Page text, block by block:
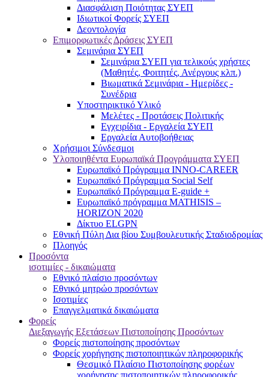
Διασφάλιση Ποιότητας ΣΥΕΠ
Ιδιωτικοί Φορείς ΣΥΕΠ
Δεοντολογία
Επιμορφωτικές Δράσεις ΣΥΕΠ
Σεμινάρια ΣΥΕΠ
Σεμινάρια ΣΥΕΠ για τελικούς χρήστες
(Μαθητές, Φοιτητές, Ανέργους κλπ.)
Βιωματικά Σεμινάρια - Ημερίδες -
Συνέδρια
Υποστηρικτικό Υλικό
Μελέτες - Προτάσεις Πολιτικής
Εγχειρίδια - Εργαλεία ΣΥΕΠ
Εργαλεία Αυτοβοήθειας
Χρήσιμοι Σύνδεσμοι
Υλοποιηθέντα Ευρωπαϊκά Προγράμματα ΣΥΕΠ
Ευρωπαϊκό Πρόγραμμα INNO-CAREER
Ευρωπαϊκό Πρόγραμμα Social Self
Ευρωπαϊκό Πρόγραμμα E-guide +
Ευρωπαϊκό πρόγραμμα MATHISIS –
HORIZON 2020
Δίκτυο ELGPN
Εθνική Πύλη Δια βίου Συμβουλευτικής Σταδιοδρομίας
Πλοηγός
Προσόντα
ισοτιμίες - δικαιώματα
Εθνικό πλαίσιο προσόντων
Εθνικό μητρώο προσόντων
Ισοτιμίες
Επαγγελματικά δικαιώματα
Φορείς
Διεξαγωγής Εξετάσεων Πιστοποίησης Προσόντων
Φορείς πιστοποίησης προσόντων
Φορείς χορήγησης πιστοποιητικών πληροφορικής
Θεσμικό Πλαίσιο Πιστοποίησης φορέων
χορήγησης πιστοποιητικών πληροφορικής